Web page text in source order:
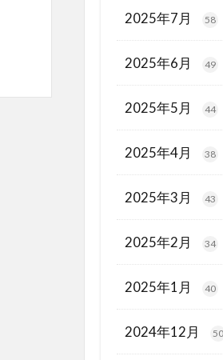
2025年7月 58
2025年6月 49
2025年5月 44
2025年4月 38
2025年3月 43
2025年2月 34
2025年1月 40
2024年12月 50